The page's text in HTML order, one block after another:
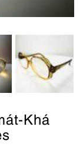
Khá